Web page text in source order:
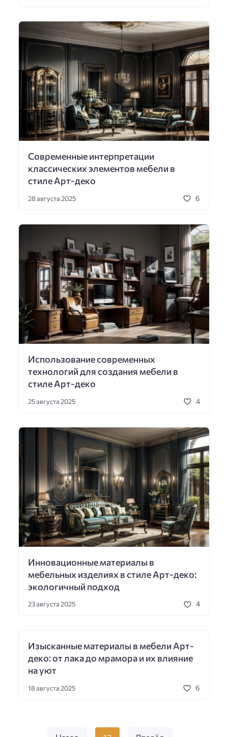
Современные интерпретации
классических элементов мебели в
стиле Арт-деко
28 августа 2025 6
Использование современных
технологий для создания мебели в
стиле Арт-деко
25 августа 2025 4
Инновационные материалы в
мебельных изделиях в стиле Арт-деко:
экологичный подход
23 августа 2025 4
Изысканные материалы в мебели Арт-
деко: от лака до мрамора и их влияние
на уют
18 августа 2025 6